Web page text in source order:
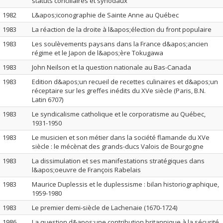
1982
L&apos;iconographie de Sainte Anne au Québec
1983
La réaction de la droite à l&apos;élection du front populaire
1983
Les soulèvements paysans dans la France d&apos;ancien
régime et le Japon de l&apos;ère Tokugawa
1983
John Neilson et la question nationale au Bas-Canada
1983
Edition d&apos;un recueil de recettes culinaires et d&apos;un
réceptaire sur les greffes inédits du XVe siècle (Paris, B.N.
Latin 6707)
1983
Le syndicalisme catholique et le corporatisme au Québec,
1931-1950
1983
Le musicien et son métier dans la société flamande du XVe
siècle : le mécènat des grands-ducs Valois de Bourgogne
1983
La dissimulation et ses manifestations stratégiques dans
l&apos;oeuvre de François Rabelais
1983
Maurice Duplessis et le duplessisme : bilan historiographique,
1959-1980
1983
Le premier demi-siècle de Lachenaie (1670-1724)